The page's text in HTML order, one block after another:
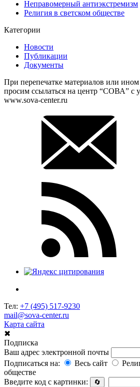
Неправомерный антиэкстремизм
Религия в светском обществе
Категории
Новости
Публикации
Документы
При перепечатке материалов или
просим ссылаться на центр “СОВА” с
www.sova-center.ru
Тел: +7 (495) 517-9230
mail@sova-center.ru
Карта сайта
✖
Подписка
Ваш адрес электронной почты
Подписаться на:
Весь сайт
обществе
Введите код с картинки:
🔄